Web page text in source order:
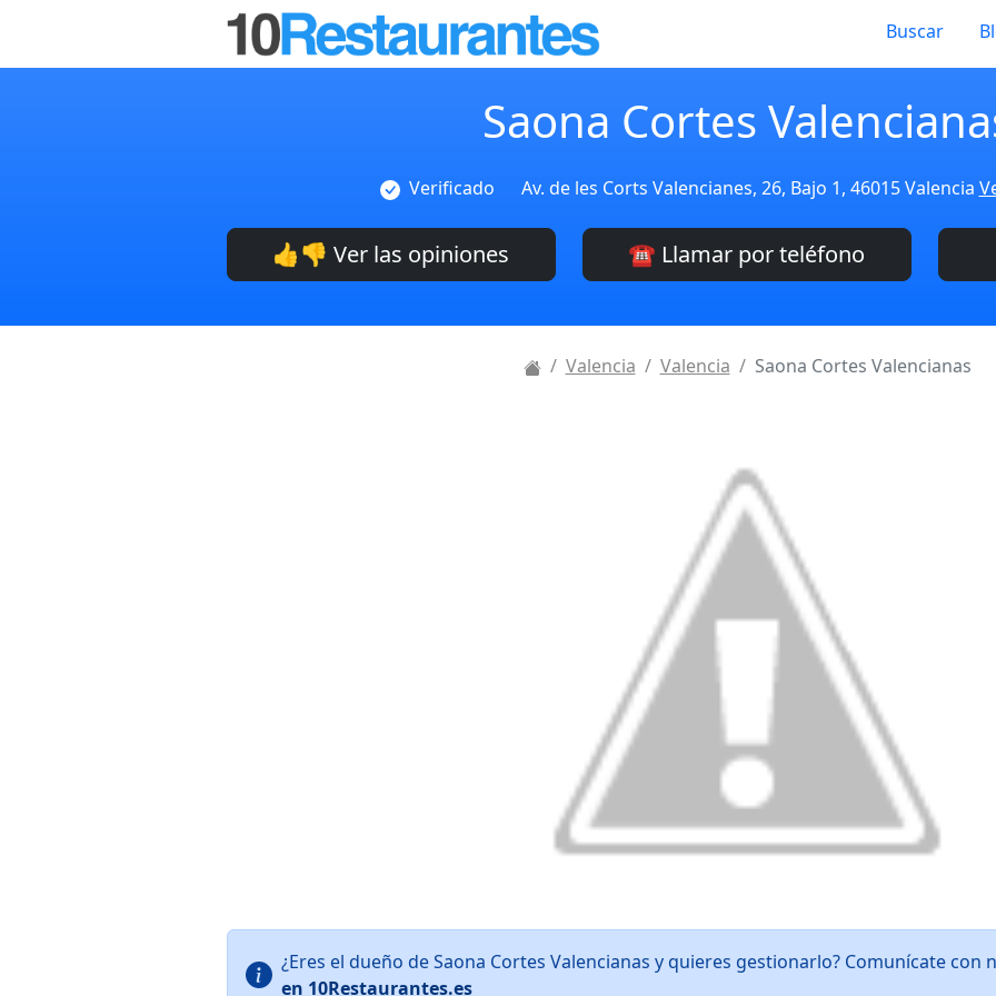
Buscar
Saona Cortes
Verificado Av. de les Corts Valencianes, 26, Bajo 1, 46015 Valencia
👍👎 Ver las opiniones ☎️ Llamar por teléfono
Valencia Valencia Saona Cortes Valencianas
¿Eres el dueño de Saona Cortes Valencianas y quieres gestionarlo? Comunícate con
en 10Restaurantes.es